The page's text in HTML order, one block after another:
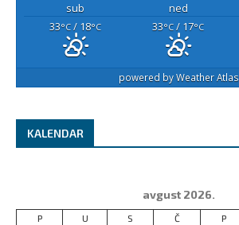
sub ned
33°C / 18°C 33°C / 17°C
powered byWeather Atlas
KALENDAR
avgust 2026.
P U S Č P